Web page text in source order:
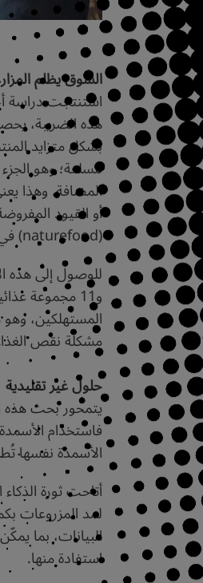
السوق يظلم
استنتجت دراسة
هذه الضريبة،
بشكل متزايد
للسلعة؛ وهو
المضافة. وهذا
أو القيود
(naturefood) في 3 يناير2025م.
و11 مجموعة
المستهلكين،
مشكلة نقص
حلول غير تقليدية
يتمحور بحث هذه
فاستخدام
الأسمدة نفسها
أتاحت ثورة
لمد المزروعات
البيانات، بما
استفادة منها.